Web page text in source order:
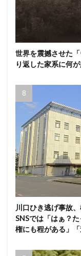
世界を震撼させた
り返した家系に何
川口ひき逃げ事故
SNSでは「はぁ？
権にも程がある」